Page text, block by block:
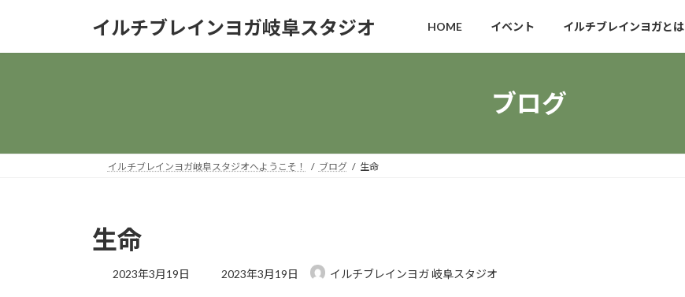
イルチブレインヨガ岐阜スタジオ HOME イベント イルチブレインヨガとは
ブログ
イルチブレインヨガ岐阜スタジオへようこそ！ ブログ 生命
生命
2023年3月19日
最
2023年3月19日 イルチブレインヨガ 岐阜スタジオ